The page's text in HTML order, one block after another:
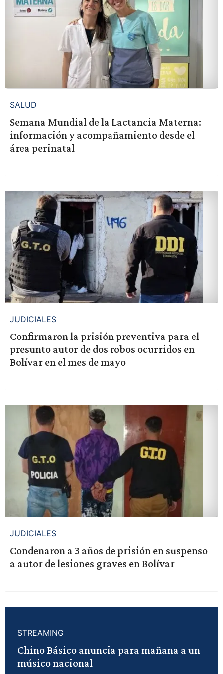
SALUD
Semana Mundial de la Lactancia Materna:
información y acompañamiento desde el
área perinatal
JUDICIALES
Confirmaron la prisión preventiva para el
presunto autor de dos robos ocurridos en
Bolívar en el mes de mayo
JUDICIALES
Condenaron a 3 años de prisión en suspenso
a autor de lesiones graves en Bolívar
STREAMING
Chino Básico anuncia para mañana a un
músico nacional